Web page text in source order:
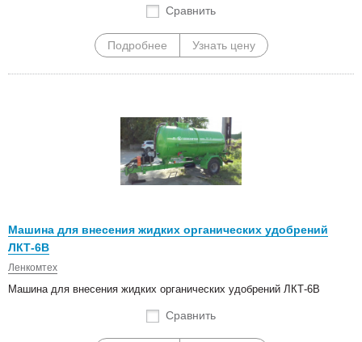
Сравнить
Подробнее Узнать цену
Машина для внесения жидких органических удобрений
ЛКТ-6В
Ленкомтех
Машина для внесения жидких органических удобрений ЛКТ-6В
Сравнить